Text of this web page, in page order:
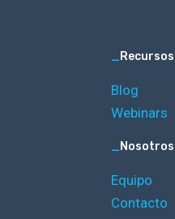
_Recursos
Blog
Webinars
_Nosotros
Equipo
Contacto